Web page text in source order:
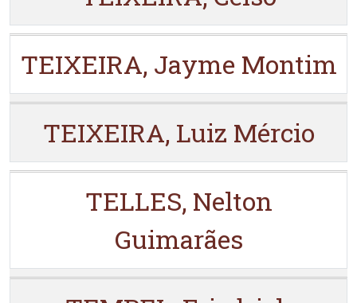
TEIXEIRA, Jayme Montim
TEIXEIRA, Luiz Mércio
TELLES, Nelton
Guimarães